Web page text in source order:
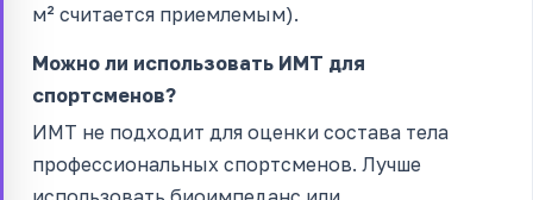
м² считается приемлемым).
Можно ли использовать ИМТ для
спортсменов?
ИМТ не подходит для оценки состава тела
профессиональных спортсменов. Лучше